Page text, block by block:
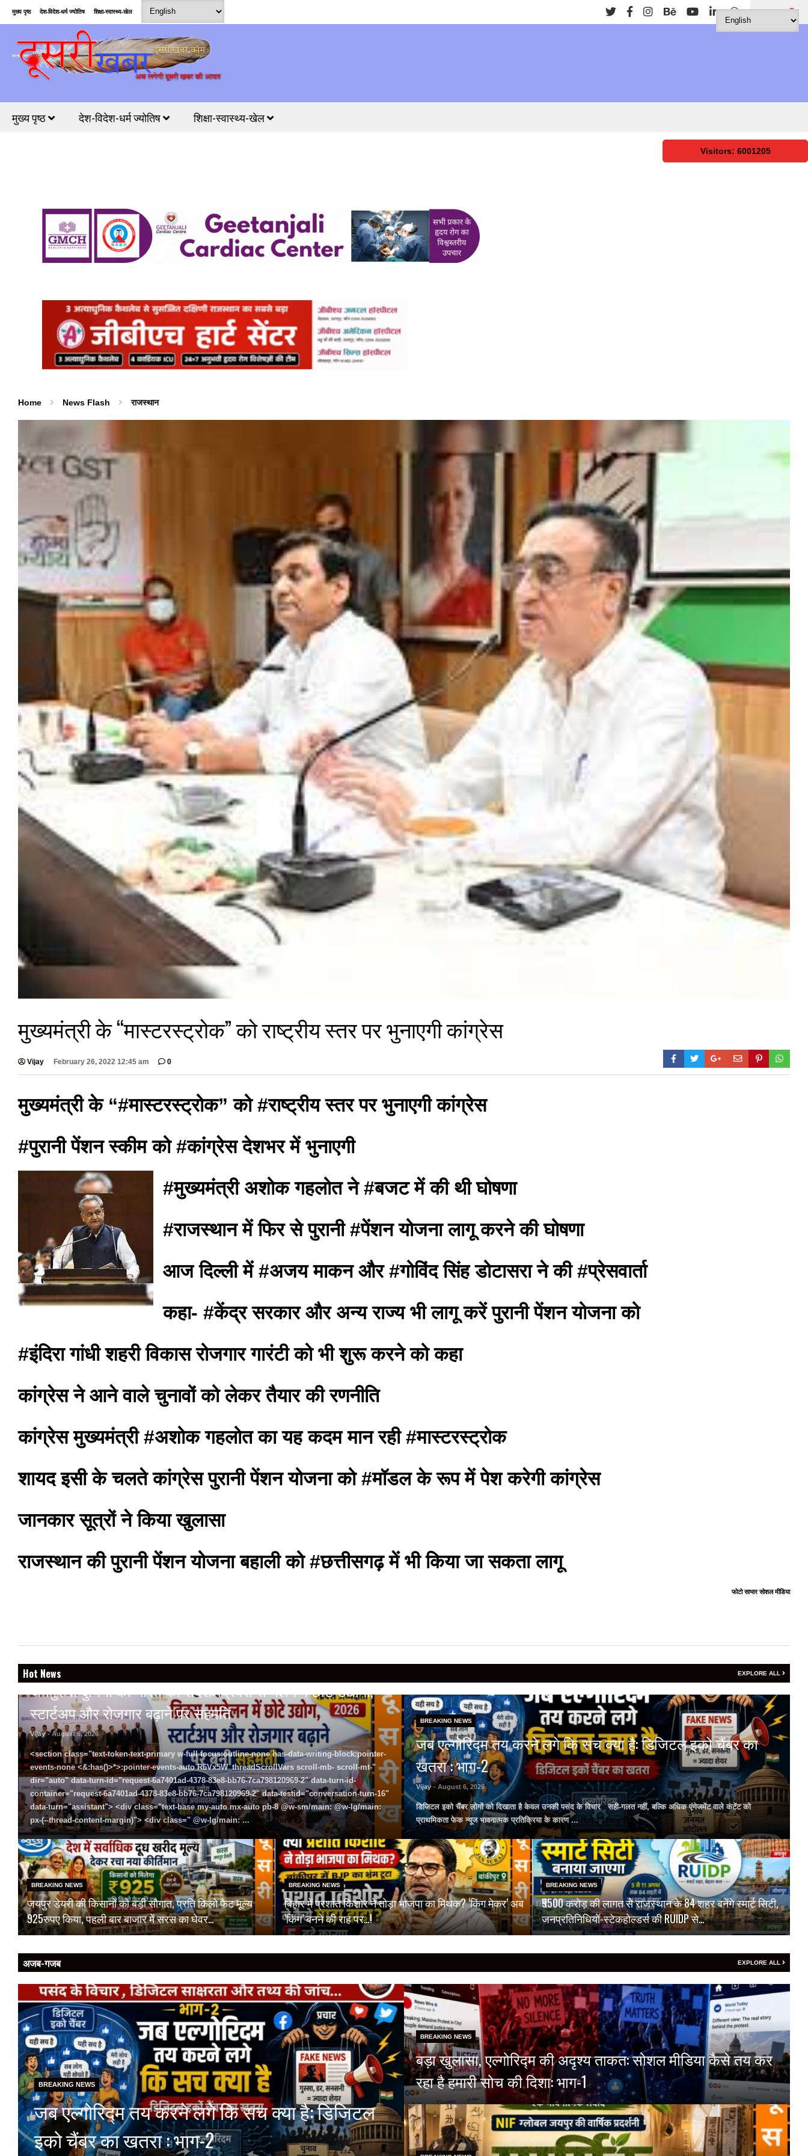
मुख्य पृष्ठ देश-विदेश-धर्म ज्योतिष शिक्षा-स्वास्थ्य-खेल
मुख्य पृष्ठ देश-विदेश-धर्म ज्योतिष शिक्षा-स्वास्थ्य-खेल
Visitors: 6001205
Home News Flash राजस्थान
मुख्यमंत्री के “मास्टरस्ट्रोक” को राष्ट्रीय स्तर पर भुनाएगी कांग्रेस
Vijay February 26, 2022 12:45 am 0
मुख्यमंत्री के “#मास्टरस्ट्रोक” को #राष्ट्रीय स्तर पर भुनाएगी कांग्रेस
#पुरानी पेंशन स्कीम को #कांग्रेस देशभर में भुनाएगी
#मुख्यमंत्री अशोक गहलोत ने #बजट में की थी घोषणा
#राजस्थान में फिर से पुरानी #पेंशन योजना लागू करने की घोषणा
आज दिल्ली में #अजय माकन और #गोविंद सिंह डोटासरा ने की #प्रेसवार्ता
कहा- #केंद्र सरकार और अन्य राज्य भी लागू करें पुरानी पेंशन योजना को
#इंदिरा गांधी शहरी विकास रोजगार गारंटी को भी शुरू करने को कहा
कांग्रेस ने आने वाले चुनावों को लेकर तैयार की रणनीति
कांग्रेस मुख्यमंत्री #अशोक गहलोत का यह कदम मान रही #मास्टरस्ट्रोक
शायद इसी के चलते कांग्रेस पुरानी पेंशन योजना को #मॉडल के रूप में पेश करेगी कांग्रेस
जानकार सूत्रों ने किया खुलासा
राजस्थान की पुरानी पेंशन योजना बहाली को #छत्तीसगढ़ में भी किया जा सकता लागू
फोटो साभार सोशल मीडिया
Hot News EXPLORE ALL
जयपुर से दुनिया को भारत का संदेश: ब्रिक्स सम्मेलन में छोटे उद्योगों,
स्टार्टअप और रोजगार बढ़ाने पर सहमति
Vijay - August 6, 2026
<section class="text-token-text-primary w-full focus:outline-none has-data-writing-block:pointer-
events-none <&:has()>*>:pointer-events-auto R6Vx5W_threadScrollVars scroll-mb- scroll-mt-"
dir="auto" data-turn-id="request-6a7401ad-4378-83e8-bb76-7ca798120969-2" data-turn-id-
container="request-6a7401ad-4378-83e8-bb76-7ca798120969-2" data-testid="conversation-turn-16"
data-turn="assistant"> <div class="text-base my-auto mx-auto pb-8 @w-sm/main: @w-lg/main:
px-(--thread-content-margin)"> <div class=" @w-lg/main: ...
Read More
BREAKING NEWS
जब एल्गोरिद्म तय करने लगे कि सच क्या है: डिजिटल इको चैंबर का
खतरा : भाग-2
Vijay - August 6, 2026
डिजिटल इको चैंबर लोगों को दिखाता है केवल उनकी पसंद के विचार सही-गलत नहीं, बल्कि अधिक एंगेजमेंट वाले कंटेंट को
प्राथमिकता फेक न्यूज भावनात्मक प्रतिक्रिया के कारण ... Read More
BREAKING NEWS
जयपुर डेयरी की किसानों को बड़ी सौगात, प्रति किलो फैट मूल्य
925रुपए किया, पहली बार बाजार में सरस का घेवर…
BREAKING NEWS
बिहार में प्रशांत किशोर ने तोड़ा भाजपा का मिथक? ‘किंग मेकर’ अब
‘किंग’ बनने की राह पर…!
BREAKING NEWS
₹9500 करोड़ की लागत से राजस्थान के 84 शहर बनेंगे स्मार्ट सिटी,
जनप्रतिनिधियों-स्टेकहोल्डर्स की RUIDP से…
अजब-गजब EXPLORE ALL
BREAKING NEWS
जब एल्गोरिद्म तय करने लगे कि सच क्या है: डिजिटल
इको चैंबर का खतरा : भाग-2
BREAKING NEWS
बड़ा खुलासा, एल्गोरिद्म की अदृश्य ताकत: सोशल मीडिया कैसे तय कर
रहा है हमारी सोच की दिशा: भाग-1